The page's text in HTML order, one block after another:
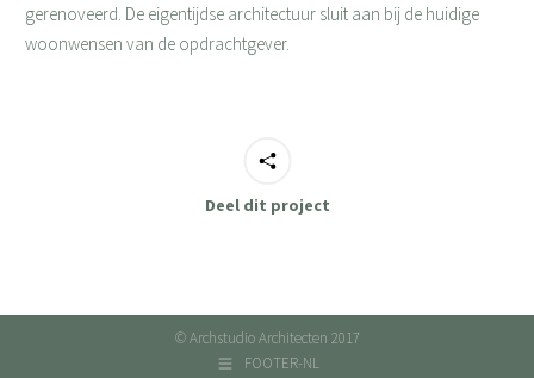
gerenoveerd. De eigentijdse architectuur sluit aan bij de huidige
woonwensen van de opdrachtgever.
Deel dit project
© Archstudio Architecten 2017
FOOTER-NL